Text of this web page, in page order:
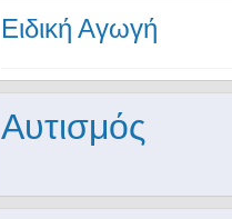
Ειδική Αγωγή
Αυτισμός